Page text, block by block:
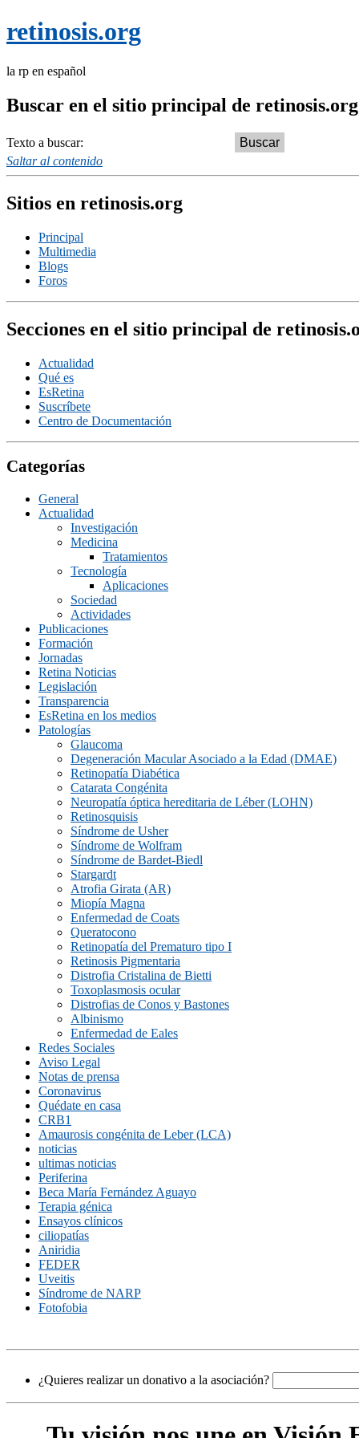
retinosis.org
la rp en español
Buscar en el sitio principal de retinosis.org
Texto a buscar:
Saltar al contenido
Sitios en retinosis.org
Principal
Multimedia
Blogs
Foros
Secciones en el sitio principal de
Actualidad
Qué es
EsRetina
Suscrí­bete
Centro de Documentación
Categorías
General
Actualidad
Investigación
Medicina
Tratamientos
Tecnologí­a
Aplicaciones
Sociedad
Actividades
Publicaciones
Formación
Jornadas
Retina Noticias
Legislación
Transparencia
EsRetina en los medios
Patologías
Glaucoma
Degeneración Macular Asociado a la Edad (DMAE)
Retinopatía Diabética
Catarata Congénita
Neuropatí­a óptica hereditaria de Léber (LOHN)
Retinosquisis
Síndrome de Usher
Síndrome de Wolfram
Síndrome de Bardet-Biedl
Stargardt
Atrofia Girata (AR)
Miopía Magna
Enfermedad de Coats
Queratocono
Retinopatí­a del Prematuro tipo I
Retinosis Pigmentaria
Distrofia Cristalina de Bietti
Toxoplasmosis ocular
Distrofias de Conos y Bastones
Albinismo
Enfermedad de Eales
Redes Sociales
Aviso Legal
Notas de prensa
Coronavirus
Quédate en casa
CRB1
Amaurosis congénita de Leber (LCA)
noticias
ultimas noticias
Periferina
Beca María Fernández Aguayo
Terapia génica
Ensayos clínicos
ciliopatías
Aniridia
FEDER
Uveitis
Síndrome de NARP
Fotofobia
¿Quieres realizar un donativo a la asociación?